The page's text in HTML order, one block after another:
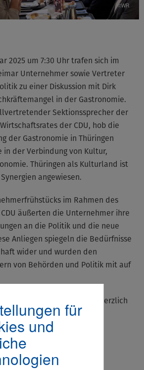
für
und
©WR
2025 um 7:30 Uhr trafen sich im
Unternehmer sowie Vertreter
zu einer Diskussion mit Dirk
in der Gastronomie.
Sektionssprecher der
der CDU, hob die
der Gastronomie in Thüringen
in der Verbindung von Kultur,
Thüringen als Kulturland ist
angewiesen.
im Rahmen des
äußerten die Unternehmer ihre
an die Politik und die neue
Anliegen spiegeln die Bedürfnisse
wider und wurden den
von Behörden und Politik mit auf
bedankt sich recht Herzlich